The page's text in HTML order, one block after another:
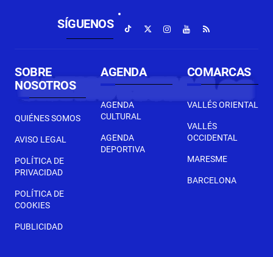
SÍGUENOS
SOBRE
NOSOTROS
QUIÉNES SOMOS
AVISO LEGAL
POLÍTICA DE
PRIVACIDAD
POLÍTICA DE
COOKIES
PUBLICIDAD
AGENDA
AGENDA
CULTURAL
AGENDA
DEPORTIVA
COMARCAS
VALLÉS ORIENTAL
VALLÉS
OCCIDENTAL
MARESME
BARCELONA